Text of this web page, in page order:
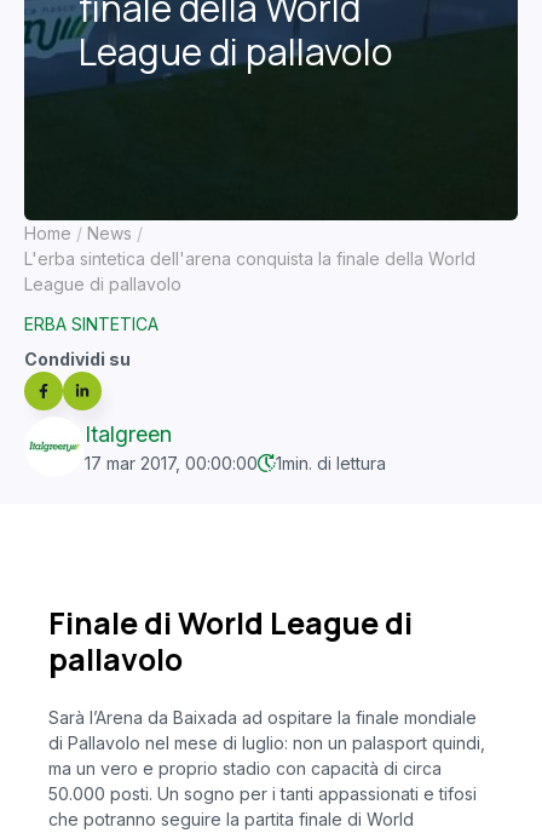
Home
News
L'erba sintetica dell'arena conquista la finale della World
League di pallavolo
ERBA SINTETICA
Condividi su
Italgreen
17 mar 2017, 00:00:00 1min. di lettura
League di pallavolo
Finale di World League di
pallavolo
Sarà l’Arena da Baixada ad ospitare la finale mondiale
di Pallavolo nel mese di luglio: non un palasport quindi,
ma un vero e proprio stadio con capacità di circa
50.000 posti. Un sogno per i tanti appassionati e tifosi
che potranno seguire la partita finale di World